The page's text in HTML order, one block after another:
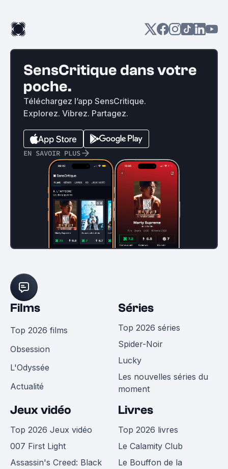
SensCritique dans votre
poche.
Téléchargez l’app SensCritique.
Explorez. Vibrez. Partagez.
EN SAVOIR PLUS
Films
Top 2026 films
Obsession
L'Odyssée
Actualité
Séries
Top 2026 séries
Spider-Noir
Lucky
Les nouvelles séries du
moment
Jeux vidéo
Top 2026 Jeux vidéo
007 First Light
Assassin's Creed: Black
Livres
Top 2026 livres
Le Calamity Club
Le Bouffon de la